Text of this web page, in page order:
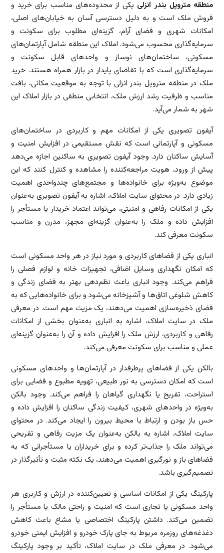
منطقه متروپل بندر انزلی یکی از محدوده‌های مناسب برای خرید و
فروش ملک است و به دلیل دسترسی آسان به خیابان‌های اصلی،
امکانات شهری و فضای آرام، گزینه‌ای مطلوب برای سکونت و
سرمایه‌گذاری محسوب می‌شود. املاک این منطقه شامل آپارتمان‌های
مسکونی، ساختمان‌های نوساز و واحدهای قابل سکونت و
سرمایه‌گذاری است که با تقاضای پایدار در بازار همراه هستند. خرید
ملک در منطقه متروپل بندر انزلی با توجه به موقعیت مکانی، بافت
مناسب و ظرفیت رشد ارزش ملک، انتخابی منطقی در بازار املاک این
شهر به شمار می‌آید.
آیفون تصویری یکی از امکانات مهم و کاربردی در ساختمان‌های
مسکونی و آپارتمانی است که نقش مستقیمی در افزایش امنیت و
آسایش ساکنان دارد. وجود آیفون تصویری به ساکنین اجازه می‌دهد
پیش از ورود، هویت مراجعه‌کننده را مشاهده و کنترل کنند که این
موضوع به‌ویژه برای خانواده‌ها و مجتمع‌های چندواحدی اهمیت
زیادی دارد. در محتوای سایت املاک، اشاره به آیفون تصویری به‌عنوان
یکی از امکانات رفاهی و امنیتی، می‌تواند اعتماد خریدار یا مستأجر را
افزایش داده و ملک را به‌عنوان گزینه‌ای مجهز، مدرن و مناسب
سکونت معرفی کند.
انباری یکی از فضاهای کاربردی و مورد نیاز در هر واحد مسکونی است
که امکان نگهداری وسایل اضافی، تجهیزات خانه و لوازم فصلی را
فراهم می‌کند. وجود انباری باعث نظم‌دهی بهتر به فضای زندگی و
کاهش شلوغی اتاق‌ها و آشپزخانه می‌شود و برای خانواده‌هایی که به
فضای ذخیره‌سازی اهمیت می‌دهند، یک مزیت مهم است. در معرفی
ملک در سایت املاک، اشاره به انباری به‌عنوان بخشی از امکانات
رفاهی و کاربردی، ارزش ملک را افزایش داده و آن را به‌عنوان گزینه‌ای
عملی و مناسب برای سکونت معرفی می‌کند.
بالکن یکی از فضاهای پرطرفدار در آپارتمان‌ها و واحدهای مسکونی
است که امکان دسترسی به نور طبیعی، تهویه مطبوع و فضایی برای
استراحت، تفریح یا نگهداری گیاهان را فراهم می‌کند. وجود بالکن
به‌ویژه در واحدهای شهری، کیفیت زندگی ساکنان را افزایش داده و
حس باز بودن و ارتباط با محیط بیرون را ایجاد می‌کند. در محتوای
سایت املاک، اشاره به بالکن به‌عنوان یک مزیت رفاهی و تفریحی
می‌تواند ملک را جذاب‌تر کرده و برای خریداران یا مستأجرانی که به
فضاهای باز و نورگیری اهمیت می‌دهند، یک نکته مثبت و تأثیرگذار در
تصمیم‌گیری باشد.
پارکینگ یکی از امکانات اساسی و تعیین‌کننده در ارزش و کاربری هر
واحد مسکونی یا تجاری است که امنیت و راحتی مالک یا مستأجر را
تضمین می‌کند. داشتن پارکینگ اختصاصی یا مشاع باعث کاهش
دغدغه‌های روزمره مربوط به جای پارک خودرو و افزایش ایمنی خودرو
می‌شود. در معرفی ملک در سایت املاک، تأکید بر وجود پارکینگ